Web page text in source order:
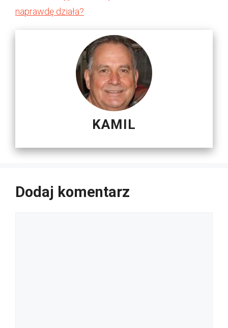
naprawdę działa?
KAMIL
Dodaj komentarz